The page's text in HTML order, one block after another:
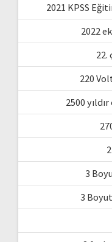
2021 KPSS
2022
22.
220
2500
3
3